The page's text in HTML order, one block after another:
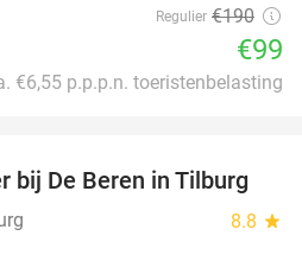
Regulier €190
€99
€6,55 p.p.p.n. toeristenbelasting
46%
bij De Beren in Tilburg
8.8 star